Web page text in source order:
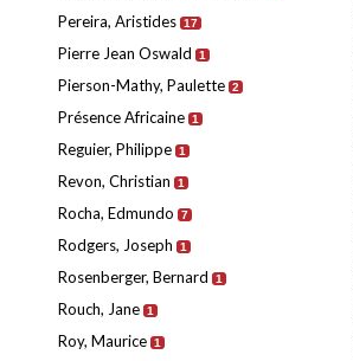
Pereira, Aristides 17
Pierre Jean Oswald 1
Pierson-Mathy, Paulette 2
Présence Africaine 1
Reguier, Philippe 1
Revon, Christian 1
Rocha, Edmundo 7
Rodgers, Joseph 1
Rosenberger, Bernard 1
Rouch, Jane 1
Roy, Maurice 1